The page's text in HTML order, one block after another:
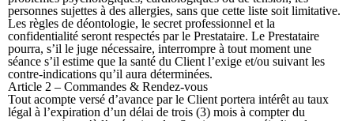
personnes sujettes à des allergies, sans que cette liste soit limitative.
Les règles de déontologie, le secret professionnel et la
confidentialité seront respectés par le Prestataire. Le Prestataire
pourra, s’il le juge nécessaire, interrompre à tout moment une
séance s’il estime que la santé du Client l’exige et/ou suivant les
contre-indications qu’il aura déterminées.
Article 2 – Commandes & Rendez-vous
Tout acompte versé d’avance par le Client portera intérêt au taux
légal à l’expiration d’un délai de trois (3) mois à compter du